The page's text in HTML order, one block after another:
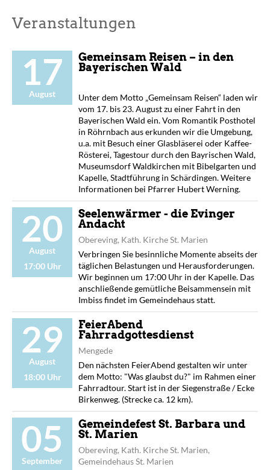
Veranstaltungen
17
August
Gemeinsam Reisen – in den
Bayerischen Wald
Unter dem Motto „Gemeinsam Reisen“ laden wir
vom 17. bis 23. August zu einer Fahrt in den
Bayerischen Wald ein. Vom Romantik Posthotel
in Röhrnbach aus erkunden wir die Umgebung,
u.a. mit Besuch einer Glasbläserei oder Kaffee-
Rösterei, Tagestour durch den Bayrischen Wald,
Museumsdorf Waldkirchen mit Bibelgarten und
Kapelle, Stadtführung in Schärdingen. Weitere
Informationen bei Pfarrer Hubert Werning.
20
August
17:00 Uhr
Seelenwärmer - die Evinger
Andacht
Obereving, Kath. Kirche St. Marien
Verbringen Sie besinnliche Momente abseits der
täglichen Belastungen und Herausforderungen.
Wir beginnen um 17:00 Uhr in der Kapelle. Das
anschließende gemütliche Beisammensein mit
Imbiss findet im Gemeindehaus statt.
29
August
18:00 Uhr
FeierAbend
Fahrradgottesdienst
Mengede
Den nächsten FeierAbend gestalten wir unter
dem Motto: "Was glaubst du?" im Rahmen einer
Fahrradtour. Start ist in der Siegenstraße / Ecke
Birkenweg. (Strecke ca. 12 km).
05
September
Gemeindefest St. Barbara und
St. Marien
Obereving, Kath. Kirche St. Marien,
Gemeindehaus St. Marien